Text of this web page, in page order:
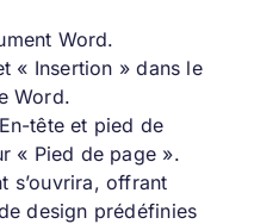
Word.
« Insertion » dans le
Word.
tête et pied de
« Pied de page ».
s’ouvrira, offrant
design prédéfinies